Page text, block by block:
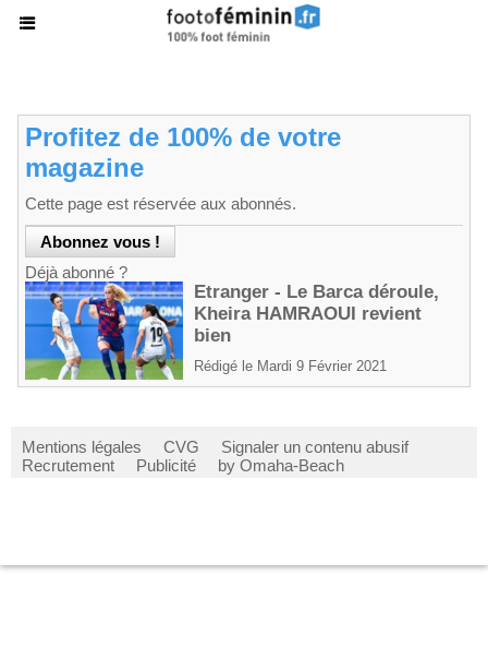
Profitez de 100% de votre
magazine
Cette page est réservée aux abonnés.
Déjà abonné ?
Etranger - Le Barca déroule,
Kheira HAMRAOUI revient
bien
Rédigé le Mardi 9 Février 2021
Mentions légales CVG
Signaler un contenu abusif
Recrutement
Publicité by Omaha-Beach